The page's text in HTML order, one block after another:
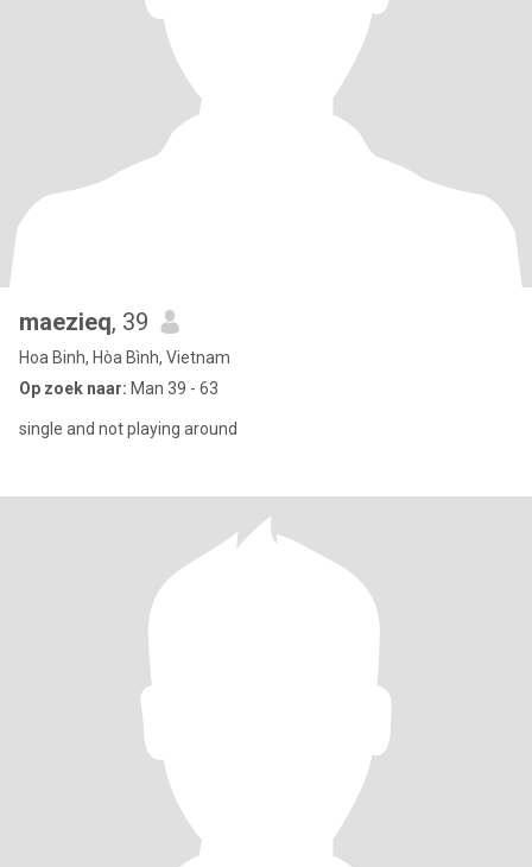
maezieq, 39
Hoa Binh, Hòa Bình, Vietnam
Op zoek naar: Man 39 - 63
single and not playing around